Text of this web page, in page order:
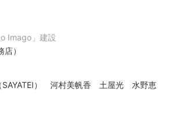
Imago」建設
）
） 河村美帆香 土屋光 水野恵